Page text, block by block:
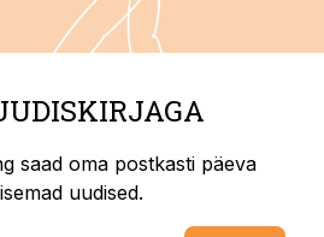
saad oma postkasti päeva
uudised.